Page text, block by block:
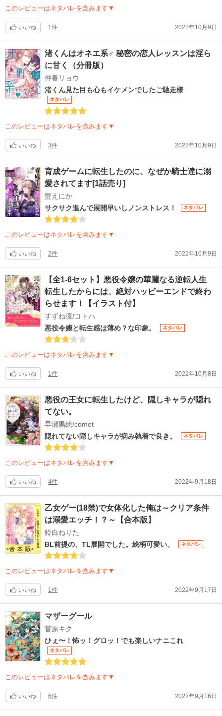
このレビューはネタバレを含みます▼
いいね 1件 2022年10月9日
渚くんはオネエ系♂ 秘密の恋人レッスンは淫ら
に甘く（分冊版）
仲春リョウ
渚くん見た目も心もイケメンでしたご馳走様
ネタバレ
このレビューはネタバレを含みます▼
いいね 3件 2022年10月9日
育成ゲームに転生したのに、なぜか騎士達に溺
愛されてます[1話売り]
蟹えにか
サクサク進んで展開早いしノンストレス！
ネタバレ
このレビューはネタバレを含みます▼
いいね 2件 2022年10月9日
【全1-6セット】悪役令嬢の華麗なる逆転人生
転生したからには、絶対ハッピーエンドで終わ
らせます！【イラスト付】
すずね凜/コトハ
悪役令嬢と転生感は薄め？な印象。
ネタバレ
このレビューはネタバレを含みます▼
いいね 1件 2022年10月8日
悪役の王女に転生したけど、隠しキャラが隠れ
てない。
早瀬黒絵/comet
隠れてない隠しキャラが病み執着で良き。
ネタバレ
このレビューはネタバレを含みます▼
いいね 4件 2022年9月18日
乙女ゲー(18禁)で女体化した俺は～クリア条件
は溺愛エッチ！？～【合本版】
鈴白ねりた
BL前提の、TL展開でした。絵柄可愛い。
ネタバレ
このレビューはネタバレを含みます▼
いいね 1件 2022年9月17日
マザーグール
菅原キク
ひぇ〜！怖ッ！グロッ！でも楽しいナニこれ
ネタバレ
このレビューはネタバレを含みます▼
いいね 6件 2022年9月16日